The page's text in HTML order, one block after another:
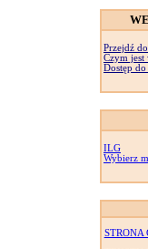
Przejdź
Czym jest
Dostęp
ILG
Wybierz
STRONA